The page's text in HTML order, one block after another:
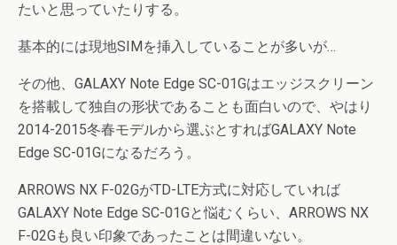
たいと思っていたりする。
基本的には現地SIMを挿入していることが多いが…
その他、GALAXY Note Edge SC-01Gはエッジスクリーン
を搭載して独自の形状であることも面白いので、やはり
2014-2015冬春モデルから選ぶとすればGALAXY Note
Edge SC-01Gになるだろう。
ARROWS NX F-02GがTD-LTE方式に対応していれば
GALAXY Note Edge SC-01Gと悩むくらい、ARROWS NX
F-02Gも良い印象であったことは間違いない。